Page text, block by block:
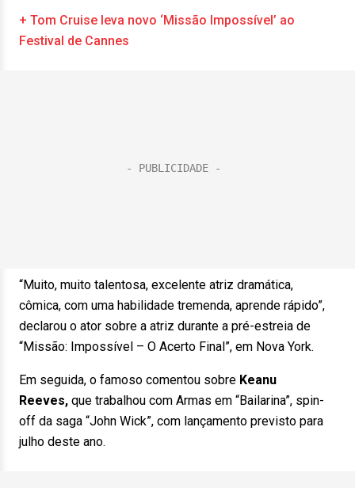
+ Tom Cruise leva novo ‘Missão Impossível’ ao
Festival de Cannes
“Muito, muito talentosa, excelente atriz dramática,
cômica, com uma habilidade tremenda, aprende rápido”,
declarou o ator sobre a atriz durante a pré-estreia de
“Missão: Impossível – O Acerto Final”, em Nova York.
Em seguida, o famoso comentou sobre Keanu
Reeves, que trabalhou com Armas em “Bailarina”, spin-
off da saga “John Wick”, com lançamento previsto para
julho deste ano.